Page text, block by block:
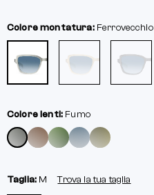
Colore montatura: Ferrovecchio
Colore lenti: Fumo
Taglia: M Trova la tua taglia